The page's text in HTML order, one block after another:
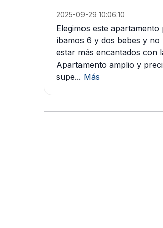
2025-09-29 10:06:10
Elegimos este apartamento
íbamos 6 y dos bebes y no
estar más encantados con
Apartamento amplio y
supe... Más